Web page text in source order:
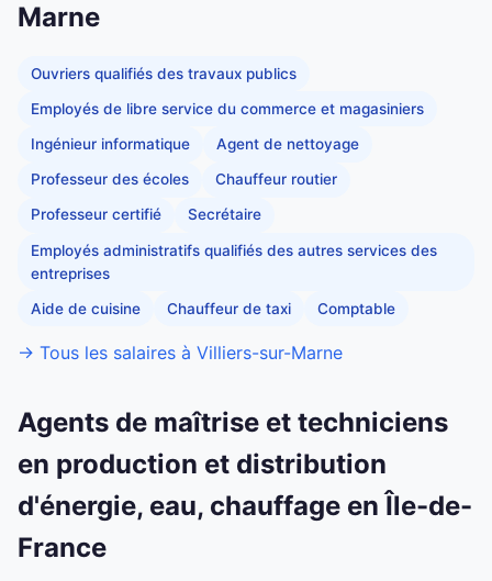
Marne
Ouvriers qualifiés des travaux publics
Employés de libre service du commerce et magasiniers
Ingénieur informatique Agent de nettoyage
Professeur des écoles Chauffeur routier
Professeur certifié Secrétaire
Employés administratifs qualifiés des autres services des
entreprises
Aide de cuisine Chauffeur de taxi Comptable
→ Tous les salaires à Villiers-sur-Marne
Agents de maîtrise et techniciens
en production et distribution
d'énergie, eau, chauffage en Île-de-
France